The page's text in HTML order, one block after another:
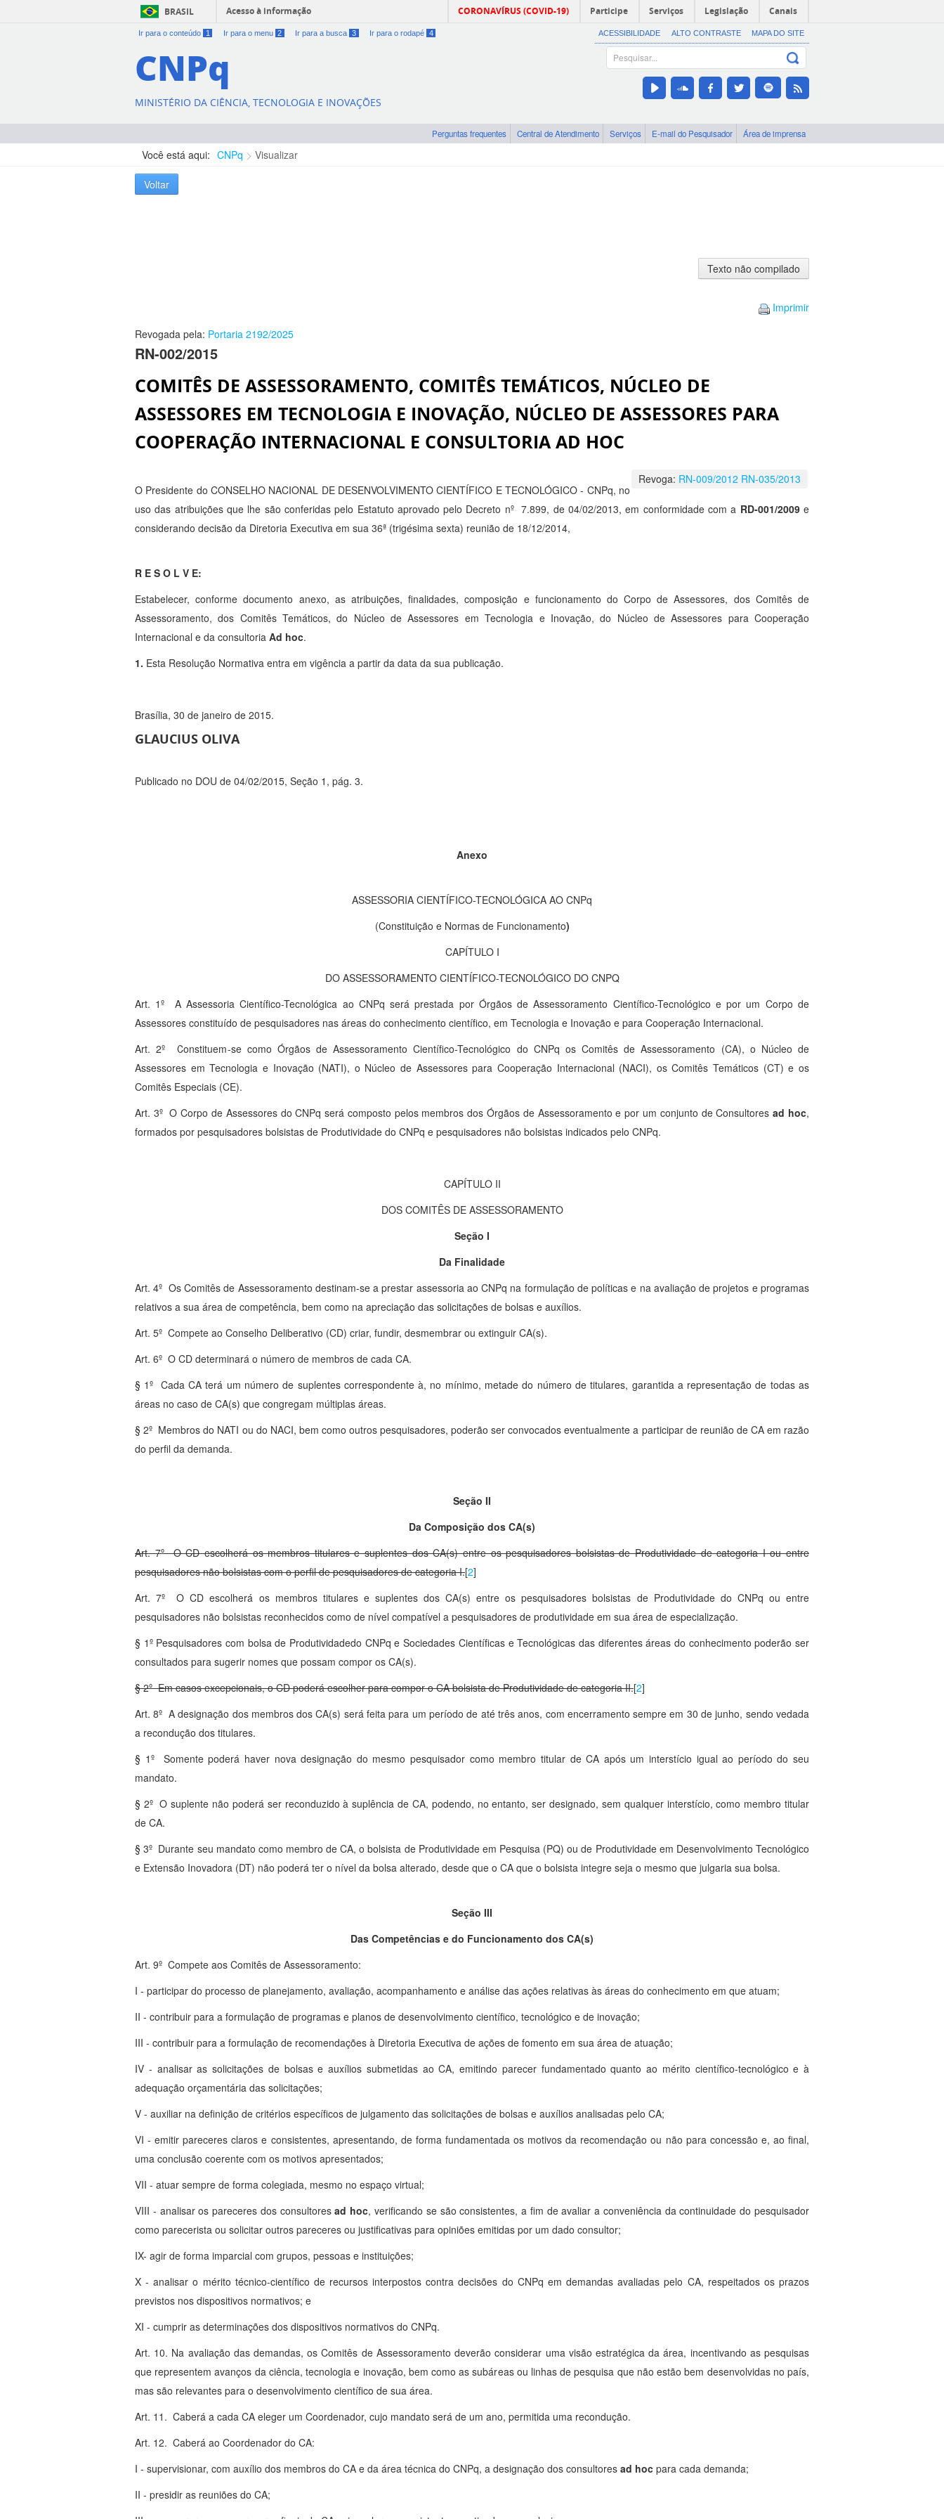
BRASIL Acesso à informação CORONAVÍRUS (COVID-19) Participe Serviços Legislação Canais
Ir para o conteúdo 1 Ir para o menu 2 Ir para a busca 3 Ir para o rodapé 4 ACESSIBILIDADE ALTO CONTRASTE MAPA DO SITE
CNPq
MINISTÉRIO DA CIÊNCIA, TECNOLOGIA E INOVAÇÕES
Perguntas frequentes Central de Atendimento Serviços E-mail do Pesquisador Área de imprensa
Você está aqui: CNPq Visualizar
Voltar
Texto não compilado
Imprimir
Revogada pela: Portaria 2192/2025
RN-002/2015
COMITÊS DE ASSESSORAMENTO, COMITÊS TEMÁTICOS, NÚCLEO DE
ASSESSORES EM TECNOLOGIA E INOVAÇÃO, NÚCLEO DE ASSESSORES PARA
COOPERAÇÃO INTERNACIONAL E CONSULTORIA AD HOC
Revoga: RN-009/2012 RN-035/2013
O Presidente do CONSELHO NACIONAL DE DESENVOLVIMENTO CIENTÍFICO E TECNOLÓGICO - CNPq, no
uso das atribuições que lhe são conferidas pelo Estatuto aprovado pelo Decreto nº 7.899, de 04/02/2013, em conformidade com a RD-001/2009e
considerando decisão da Diretoria Executiva em sua 36ª (trigésima sexta) reunião de 18/12/2014,
R E S O L V E:
Estabelecer, conforme documento anexo, as atribuições, finalidades, composição e funcionamento do Corpo de Assessores, dos Comitês de
Assessoramento, dos Comitês Temáticos, do Núcleo de Assessores em Tecnologia e Inovação, do Núcleo de Assessores para Cooperação
Internacional e da consultoria Ad hoc.
1. Esta Resolução Normativa entra em vigência a partir da data da sua publicação.
Brasília, 30 de janeiro de 2015.
GLAUCIUS OLIVA
Publicado no DOU de 04/02/2015, Seção 1, pág. 3.
Anexo
ASSESSORIA CIENTÍFICO-TECNOLÓGICA AO CNPq
(Constituição e Normas de Funcionamento)
CAPÍTULO I
DO ASSESSORAMENTO CIENTÍFICO-TECNOLÓGICO DO CNPQ
Art. 1º A Assessoria Científico-Tecnológica ao CNPq será prestada por Órgãos de Assessoramento Científico-Tecnológico e por um Corpo de
Assessores constituído de pesquisadores nas áreas do conhecimento científico, em Tecnologia e Inovação e para Cooperação Internacional.
Art. 2º Constituem-se como Órgãos de Assessoramento Científico-Tecnológico do CNPq os Comitês de Assessoramento (CA), o Núcleo de
Assessores em Tecnologia e Inovação (NATI), o Núcleo de Assessores para Cooperação Internacional (NACI), os Comitês Temáticos (CT) e os
Comitês Especiais (CE).
Art. 3º O Corpo de Assessores do CNPq será composto pelos membros dos Órgãos de Assessoramento e por um conjunto de Consultoresad hoc,
formados por pesquisadores bolsistas de Produtividade do CNPq e pesquisadores não bolsistas indicados pelo CNPq.
CAPÍTULO II
DOS COMITÊS DE ASSESSORAMENTO
Seção I
Da Finalidade
Art. 4º Os Comitês de Assessoramento destinam-se a prestar assessoria ao CNPq na formulação de políticas e na avaliação de projetos e programas
relativos a sua área de competência, bem como na apreciação das solicitações de bolsas e auxílios.
Art. 5º Compete ao Conselho Deliberativo (CD) criar, fundir, desmembrar ou extinguir CA(s).
Art. 6º O CD determinará o número de membros de cada CA.
§ 1º Cada CA terá um número de suplentes correspondente à, no mínimo, metade do número de titulares, garantida a representação de todas as
áreas no caso de CA(s) que congregam múltiplas áreas.
§ 2º Membros do NATI ou do NACI, bem como outros pesquisadores, poderão ser convocados eventualmente a participar de reunião de CA em razão
do perfil da demanda.
Seção II
Da Composição dos CA(s)
Art. 7º O CD escolherá os membros titulares e suplentes dos CA(s) entre os pesquisadores bolsistas de Produtividade de categoria I ou entre
pesquisadores não bolsistas com o perfil de pesquisadores de categoria I.[2]
Art. 7º O CD escolherá os membros titulares e suplentes dos CA(s) entre os pesquisadores bolsistas de Produtividade do CNPq ou entre
pesquisadores não bolsistas reconhecidos como de nível compatível a pesquisadores de produtividade em sua área de especialização.
§ 1º Pesquisadores com bolsa de Produtividadedo CNPq e Sociedades Científicas e Tecnológicas das diferentes áreas do conhecimento poderão ser
consultados para sugerir nomes que possam compor os CA(s).
§ 2º Em casos excepcionais, o CD poderá escolher para compor o CA bolsista de Produtividade de categoria II.[2]
Art. 8º A designação dos membros dos CA(s) será feita para um período de até três anos, com encerramento sempre em 30 de junho, sendo vedada
a recondução dos titulares.
§ 1º Somente poderá haver nova designação do mesmo pesquisador como membro titular de CA após um interstício igual ao período do seu
mandato.
§ 2º O suplente não poderá ser reconduzido à suplência de CA, podendo, no entanto, ser designado, sem qualquer interstício, como membro titular
de CA.
§ 3º Durante seu mandato como membro de CA, o bolsista de Produtividade em Pesquisa (PQ) ou de Produtividade em Desenvolvimento Tecnológico
e Extensão Inovadora (DT) não poderá ter o nível da bolsa alterado, desde que o CA que o bolsista integre seja o mesmo que julgaria sua bolsa.
Seção III
Das Competências e do Funcionamento dos CA(s)
Art. 9º Compete aos Comitês de Assessoramento:
I - participar do processo de planejamento, avaliação, acompanhamento e análise das ações relativas às áreas do conhecimento em que atuam;
II - contribuir para a formulação de programas e planos de desenvolvimento científico, tecnológico e de inovação;
III - contribuir para a formulação de recomendações à Diretoria Executiva de ações de fomento em sua área de atuação;
IV - analisar as solicitações de bolsas e auxílios submetidas ao CA, emitindo parecer fundamentado quanto ao mérito científico-tecnológico e à
adequação orçamentária das solicitações;
V - auxiliar na definição de critérios específicos de julgamento das solicitações de bolsas e auxílios analisadas pelo CA;
VI - emitir pareceres claros e consistentes, apresentando, de forma fundamentada os motivos da recomendação ou não para concessão e, ao final,
uma conclusão coerente com os motivos apresentados;
VII - atuar sempre de forma colegiada, mesmo no espaço virtual;
VIII - analisar os pareceres dos consultoresad hoc, verificando se são consistentes, a fim de avaliar a conveniência da continuidade do pesquisador
como parecerista ou solicitar outros pareceres ou justificativas para opiniões emitidas por um dado consultor;
IX- agir de forma imparcial com grupos, pessoas e instituições;
X - analisar o mérito técnico-científico de recursos interpostos contra decisões do CNPq em demandas avaliadas pelo CA, respeitados os prazos
previstos nos dispositivos normativos; e
XI - cumprir as determinações dos dispositivos normativos do CNPq.
Art. 10. Na avaliação das demandas, os Comitês de Assessoramento deverão considerar uma visão estratégica da área, incentivando as pesquisas
que representem avanços da ciência, tecnologia e inovação, bem como as subáreas ou linhas de pesquisa que não estão bem desenvolvidas no país,
mas são relevantes para o desenvolvimento científico de sua área.
Art. 11. Caberá a cada CA eleger um Coordenador, cujo mandato será de um ano, permitida uma recondução.
Art. 12. Caberá ao Coordenador do CA:
I - supervisionar, com auxílio dos membros do CA e da área técnica do CNPq, a designação dos consultores ad hoc para cada demanda;
II - presidir as reuniões do CA;